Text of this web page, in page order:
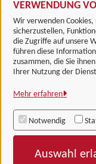
VERWENDUNG
Wir verwenden
sicherzustellen,
die Zugriffe auf unsere
führen diese
zusammen, die Sie
Ihrer Nutzung der
Mehr erfahren
Notwendig
Auswahl
Landkreis
Alle Rechte